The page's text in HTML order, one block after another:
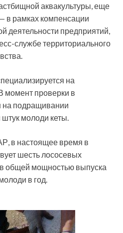
аквакультуры, еще
в рамках компенсации
деятельности предприятий,
службе территориального
на
момент проверки в
на подращивании
молоди кеты.
в настоящее время в
шесть лососевых
общей мощностью выпуска
в год.